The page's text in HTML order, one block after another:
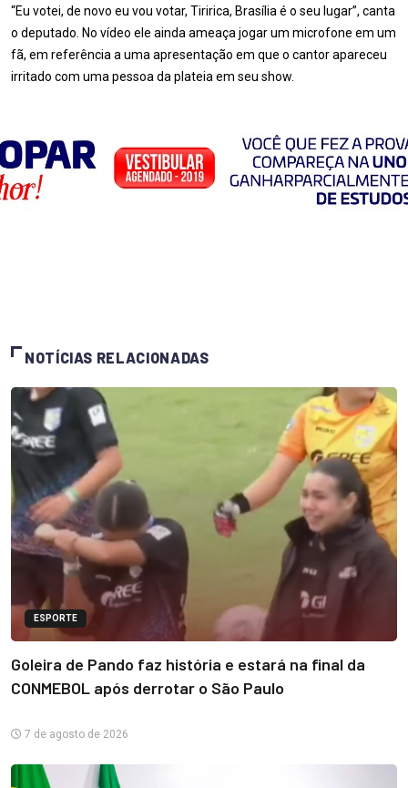
“Eu votei, de novo eu vou votar, Tiririca, Brasília é o seu lugar”, canta
o deputado. No vídeo ele ainda ameaça jogar um microfone em um
fã, em referência a uma apresentação em que o cantor apareceu
irritado com uma pessoa da plateia em seu show.
NOTÍCIAS RELACIONADAS
ESPORTE
Goleira de Pando faz história e estará na final da
CONMEBOL após derrotar o São Paulo
7 de agosto de 2026